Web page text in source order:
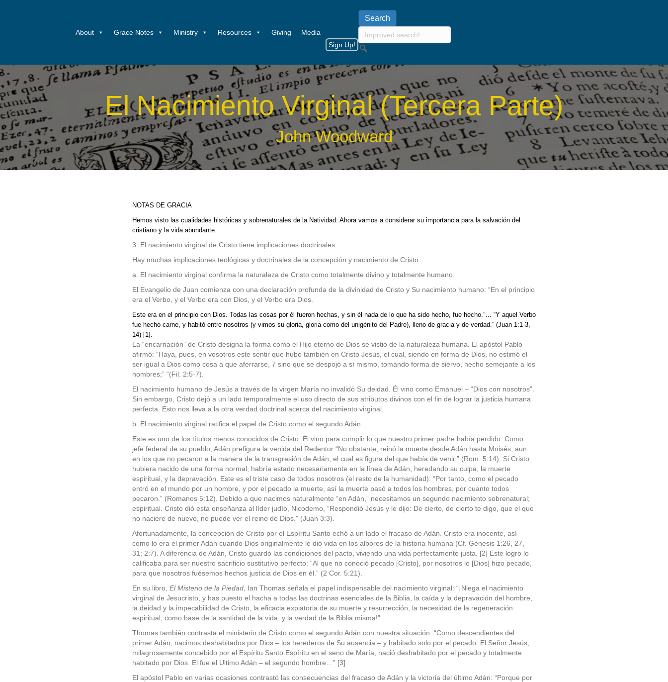
About Grace Notes Ministry Resources Giving
Media
Sign Up!
El Nacimiento Virginal (Tercera Parte)
John Woodward
NOTAS DE GRACIA
Hemos visto las cualidades históricas y sobrenaturales de la Natividad. Ahora vamos a considerar su importancia para la salvación del
cristiano y la vida abundante.
3. El nacimiento virginal de Cristo tiene implicaciones doctrinales.
Hay muchas implicaciones teológicas y doctrinales de la concepción y nacimiento de Cristo.
a. El nacimiento virginal confirma la naturaleza de Cristo como totalmente divino y totalmente humano.
El Evangelio de Juan comienza con una declaración profunda de la divinidad de Cristo y Su nacimiento humano: “En el principio
era el Verbo, y el Verbo era con Dios, y el Verbo era Dios.
Este era en el principio con Dios. Todas las cosas por él fueron hechas, y sin él nada de lo que ha sido hecho, fue hecho.”… “Y aquel Verbo
fue hecho carne, y habitó entre nosotros (y vimos su gloria, gloria como del unigénito del Padre), lleno de gracia y de verdad.” (Juan 1:1-3,
14) [1].
La “encarnación” de Cristo designa la forma como el Hijo eterno de Dios se vistió de la naturaleza humana. El apóstol Pablo
afirmó: “Haya, pues, en vosotros este sentir que hubo también en Cristo Jesús, el cual, siendo en forma de Dios, no estimó el
ser igual a Dios como cosa a que aferrarse, 7 sino que se despojó a sí mismo, tomando forma de siervo, hecho semejante a los
hombres;” “(Fil. 2:5-7).
El nacimiento humano de Jesús a través de la virgen María no invalidó Su deidad. Él vino como Emanuel – “Dios con nosotros”.
Sin embargo, Cristo dejó a un lado temporalmente el uso directo de sus atributos divinos con el fin de lograr la justicia humana
perfecta. Esto nos lleva a la otra verdad doctrinal acerca del nacimiento virginal.
b. El nacimiento virginal ratifica el papel de Cristo como el segundo Adán.
Este es uno de los títulos menos conocidos de Cristo. Él vino para cumplir lo que nuestro primer padre había perdido. Como
jefe federal de su pueblo, Adán prefigura la venida del Redentor “No obstante, reinó la muerte desde Adán hasta Moisés, aun
en los que no pecaron a la manera de la transgresión de Adán, el cual es figura del que había de venir.” (Rom. 5:14). Si Cristo
hubiera nacido de una forma normal, habría estado necesariamente en la línea de Adán, heredando su culpa, la muerte
espiritual, y la depravación. Este es el triste caso de todos nosotros (el resto de la humanidad): “Por tanto, como el pecado
entró en el mundo por un hombre, y por el pecado la muerte, así la muerte pasó a todos los hombres, por cuanto todos
pecaron.” (Romanos 5:12). Debido a que nacimos naturalmente “en Adán,” necesitamos un segundo nacimiento sobrenatural;
espiritual. Cristo dió esta enseñanza al líder judío, Nicodemo, “Respondió Jesús y le dijo: De cierto, de cierto te digo, que el que
no naciere de nuevo, no puede ver el reino de Dios.” (Juan 3:3).
Afortunadamente, la concepción de Cristo por el Espíritu Santo echó a un lado el fracaso de Adán. Cristo era inocente, así
como lo era el primer Adán cuando Dios originalmente le dió vida en los albores de la historia humana (Cf. Génesis 1:26, 27,
31; 2:7). A diferencia de Adán, Cristo guardó las condiciones del pacto, viviendo una vida perfectamente justa. [2] Este logro lo
calificaba para ser nuestro sacrificio sustitutivo perfecto: “Al que no conoció pecado [Cristo], por nosotros lo [Dios] hizo pecado,
para que nosotros fuésemos hechos justicia de Dios en él.” (2 Cor. 5:21).
En su libro, El Misterio de la Piedad , Ian Thomas señala el papel indispensable del nacimiento virginal: “¡Niega el nacimiento
virginal de Jesucristo, y has puesto el hacha a todas las doctrinas esenciales de la Biblia, la caída y la depravación del hombre,
la deidad y la impecabilidad de Cristo, la eficacia expiatoria de su muerte y resurrección, la necesidad de la regeneración
espiritual, como base de la santidad de la vida, y la verdad de la Biblia misma!”
Thomas también contrasta el ministerio de Cristo como el segundo Adán con nuestra situación: “Como descendientes del
primer Adán, nacimos deshabitados por Dios – los herederos de Su ausencia – y habitado solo por el pecado. El Señor Jesús,
milagrosamente concebido por el Espíritu Santo Espíritu en el seno de María, nació deshabitado por el pecado y totalmente
habitado por Dios. El fue el Ultimo Adán – el segundo hombre…” [3]
El apóstol Pablo en varias ocasiones contrastó las consecuencias del fracaso de Adán y la victoria del último Adán: “Porque por